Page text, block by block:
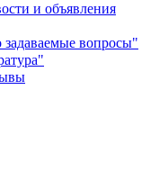
и объявления
вопросы"